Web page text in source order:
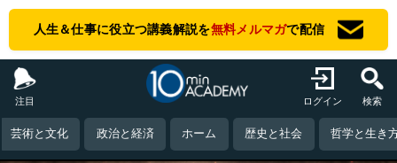
人生＆仕事に役立つ講義解説を無料メルマガで配信
注目 ログイン 検索
芸術と文化 政治と経済 ホーム 歴史と社会 哲学と生き